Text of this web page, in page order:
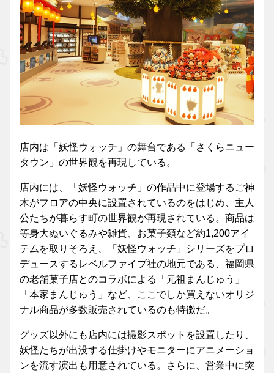
店内は「妖怪ウォッチ」の舞台である「さくらニュー
タウン」の世界観を再現している。
店内には、「妖怪ウォッチ」の作品中に登場するご神
木がフロアの中央に設置されているのをはじめ、主人
公たちが暮らす町の世界観が再現されている。商品は
等身大ぬいぐるみや雑貨、お菓子類など約1,200アイ
テムを取りそろえ、「妖怪ウォッチ」シリーズをプロ
デュースするレベルファイブ社の地元である、福岡県
の老舗菓子店とのコラボによる「元祖まんじゅう」
「本家まんじゅう」など、ここでしか買えないオリジ
ナル商品が多数販売されているのも特徴だ。
グッズ以外にも店内には撮影スポットを設置したり、
妖怪たちが出没する仕掛けやモニターにアニメーショ
ンを流す演出も用意されている。さらに、営業中に突